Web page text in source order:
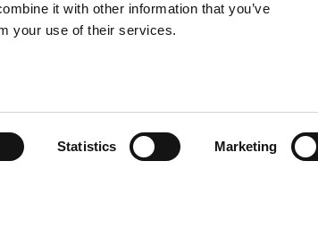
it with other information that you’ve
your use of their services.
Statistics Marketing